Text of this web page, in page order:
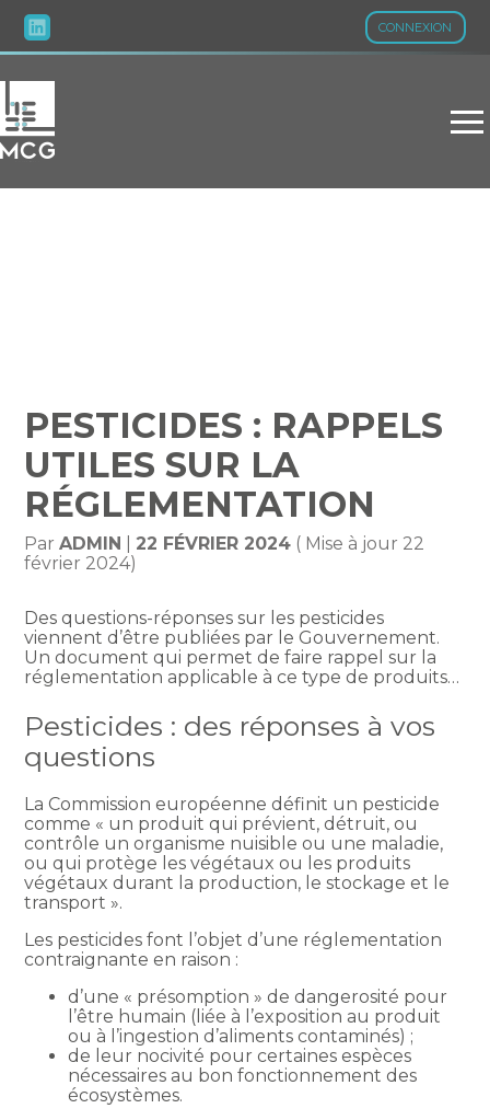
CONNEXION
Aller
au
PESTICIDES : RAPPELS
UTILES SUR LA
RÉGLEMENTATION
ParADMIN 22 FÉVRIER 2024 ( Mise à jour 22
février 2024)
Des questions-réponses sur les pesticides
viennent d’être publiées par le Gouvernement.
Un document qui permet de faire rappel sur la
réglementation applicable à ce type de produits…
Pesticides : des réponses à vos
questions
La Commission européenne définit un pesticide
comme « un produit qui prévient, détruit, ou
contrôle un organisme nuisible ou une maladie,
ou qui protège les végétaux ou les produits
végétaux durant la production, le stockage et le
transport ».
Les pesticides font l’objet d’une réglementation
contraignante en raison :
d’une « présomption » de dangerosité pour
l’être humain (liée à l’exposition au produit
ou à l’ingestion d’aliments contaminés) ;
de leur nocivité pour certaines espèces
nécessaires au bon fonctionnement des
écosystèmes.